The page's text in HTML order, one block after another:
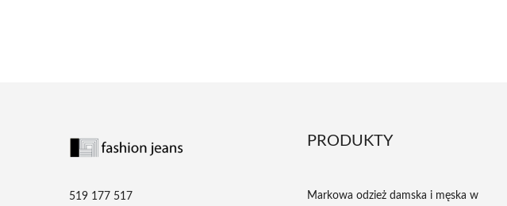
519 177 517
PRODUKTY
Markowa odzież damska i męska w